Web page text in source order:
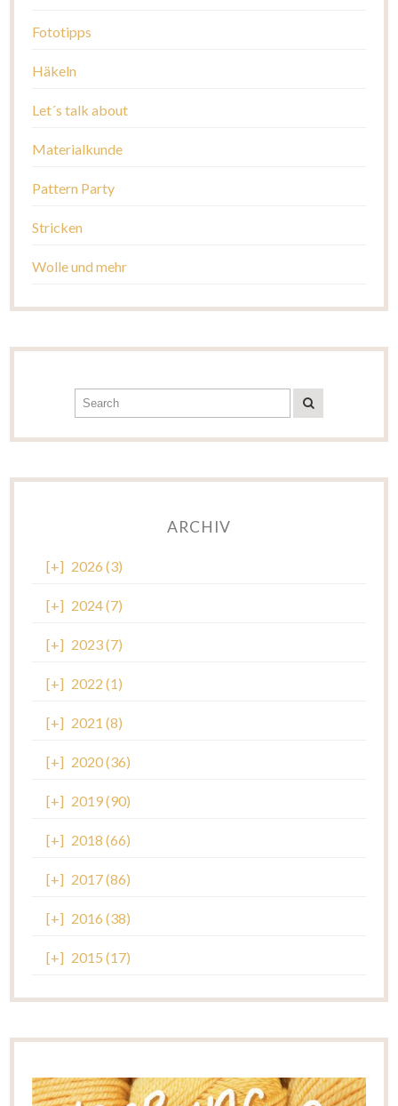
Fototipps
Häkeln
Let´s talk about
Materialkunde
Pattern Party
Stricken
Wolle und mehr
ARCHIV
[+] 2026 (3)
[+] 2024 (7)
[+] 2023 (7)
[+] 2022 (1)
[+] 2021 (8)
[+] 2020 (36)
[+] 2019 (90)
[+] 2018 (66)
[+] 2017 (86)
[+] 2016 (38)
[+] 2015 (17)